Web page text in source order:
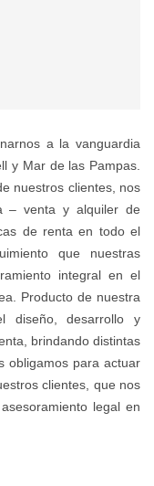
a la vanguardia
y Mar de las Pampas.
nuestros clientes, nos
– venta y alquiler de
de renta en todo el
que nuestras
integral en el
Producto de nuestra
diseño, desarrollo y
brindando distintas
obligamos para actuar
clientes, que nos
legal en